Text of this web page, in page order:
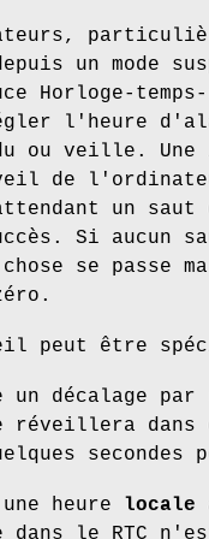
un mode
Horloge-
l'heure
ou veille.
de
un
Si aucun
chose se passe
peut être
un décalage
dans
heure locale
dans le RTC